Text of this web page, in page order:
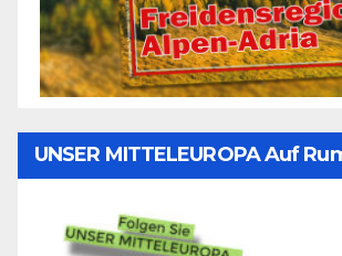
UNSER MITTELEUROPA Auf